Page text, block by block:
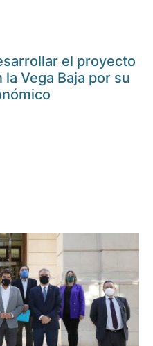
el proyecto
Vega Baja por su